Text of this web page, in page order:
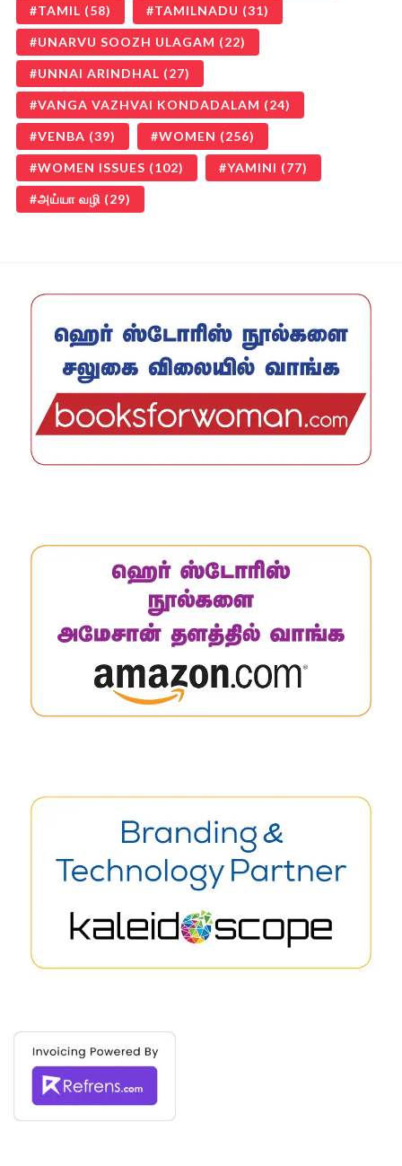
TAMIL (58) TAMILNADU (31)
UNARVU SOOZH ULAGAM (22)
UNNAI ARINDHAL (27)
VANGA VAZHVAI KONDADALAM (24)
VENBA (39) WOMEN (256)
WOMEN ISSUES (102) YAMINI (77)
அய்யா வழி (29)